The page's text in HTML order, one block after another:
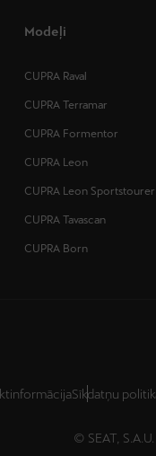
Modeļi
CUPRA Raval
CUPRA Terramar
CUPRA Formentor
CUPRA Leon
CUPRA Leon Sportstourer
CUPRA Tavascan
CUPRA Born
Sīkdatņu
© SEAT,